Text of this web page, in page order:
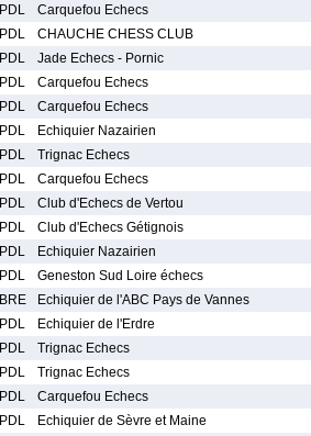
PDL Carquefou Echecs
PDL CHAUCHE CHESS CLUB
PDL Jade Echecs - Pornic
PDL Carquefou Echecs
PDL Carquefou Echecs
PDL Echiquier Nazairien
PDL Trignac Echecs
PDL Carquefou Echecs
PDL Club d'Echecs de Vertou
PDL Club d'Echecs Gétignois
PDL Echiquier Nazairien
PDL Geneston Sud Loire échecs
BRE Echiquier de l'ABC Pays de Vannes
PDL Echiquier de l'Erdre
PDL Trignac Echecs
PDL Trignac Echecs
PDL Carquefou Echecs
PDL Echiquier de Sèvre et Maine